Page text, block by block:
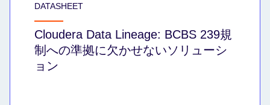
DATASHEET
Cloudera Data Lineage: BCBS 239規
制への準拠に欠かせないソリューシ
ョン